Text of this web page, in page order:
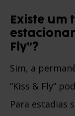
Existe um
estacionar
Fly”?
Sim, a
“Kiss & Fly”
Para estadias